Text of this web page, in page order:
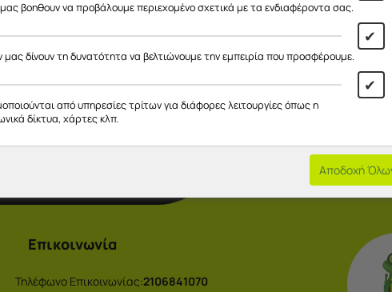
Followus on Social
Επικοινωνία
Τηλέφωνο Επικοινωνίας:2106841070
βοηθουν να προβάλουμε περιεχομένο σχετικά με τα ενδιαφέροντα σας.
✔
δίνουν τη δυνατότητα να βελτιώνουμε την εμπειρία που προσφέρουμε.
✔
από υπηρεσίες τρίτων για διάφορες λειτουργίες όπως η
δίκτυα, χάρτες κλπ.
Αποδοχή